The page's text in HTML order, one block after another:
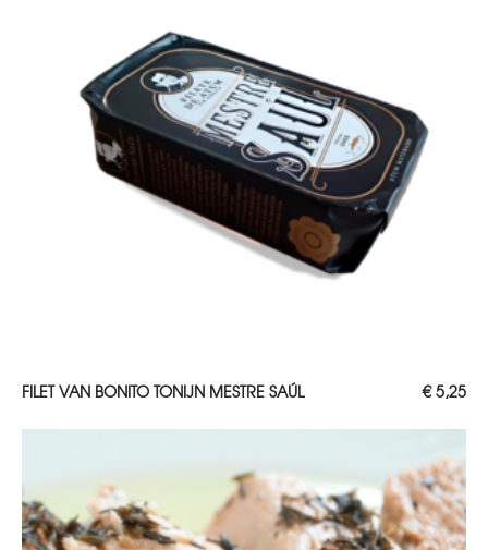
TOEVOEGEN AAN WINKELWAGEN
FILET VAN BONITO TONIJN MESTRE SAÚL €5,25